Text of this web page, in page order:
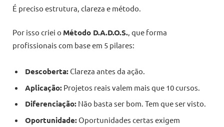
É preciso estrutura, clareza e método.
Por isso criei o Método D.A.D.O.S., que forma
profissionais com base em 5 pilares:
Descoberta: Clareza antes da ação.
Aplicação: Projetos reais valem mais que 10 cursos.
Diferenciação: Não basta ser bom. Tem que ser visto.
Oportunidade: Oportunidades certas exigem